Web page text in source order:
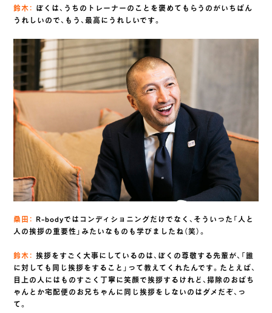
鈴木： ぼくは、うちのトレーナーのことを褒めてもらうのがいちばん
うれしいので、もう、最高にうれしいです。
桑田： R-bodyではコンディショニングだけでなく、そういった「人と
人の挨拶の重要性」みたいなものも学びましたね（笑）。
鈴木： 挨拶をすごく大事にしているのは、ぼくの尊敬する先輩が、「誰
に対しても同じ挨拶をすること」って教えてくれたんです。たとえば、
目上の人にはものすごく丁寧に笑顔で挨拶するけれど、掃除のおばち
ゃんとか宅配便のお兄ちゃんに同じ挨拶をしないのはダメだぞ、っ
て。